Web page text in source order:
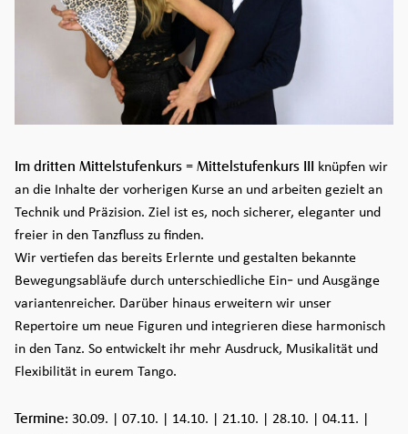
Im dritten Mittelstufenkurs = Mittelstufenkurs III knüpfen wir
an die Inhalte der vorherigen Kurse an und arbeiten gezielt an
Technik und Präzision. Ziel ist es, noch sicherer, eleganter und
freier in den Tanzfluss zu finden.
Wir vertiefen das bereits Erlernte und gestalten bekannte
Bewegungsabläufe durch unterschiedliche Ein- und Ausgänge
variantenreicher. Darüber hinaus erweitern wir unser
Repertoire um neue Figuren und integrieren diese harmonisch
in den Tanz. So entwickelt ihr mehr Ausdruck, Musikalität und
Flexibilität in eurem Tango.
Termine: 30.09. | 07.10. | 14.10. | 21.10. | 28.10. | 04.11. |